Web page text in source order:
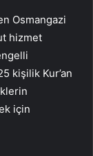
Osmangazi
hizmet
kişilik Kur’an
için